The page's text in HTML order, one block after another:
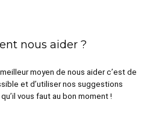
nous aider ?
moyen de nous aider c’est de
et d’utiliser nos suggestions
vous faut au bon moment !